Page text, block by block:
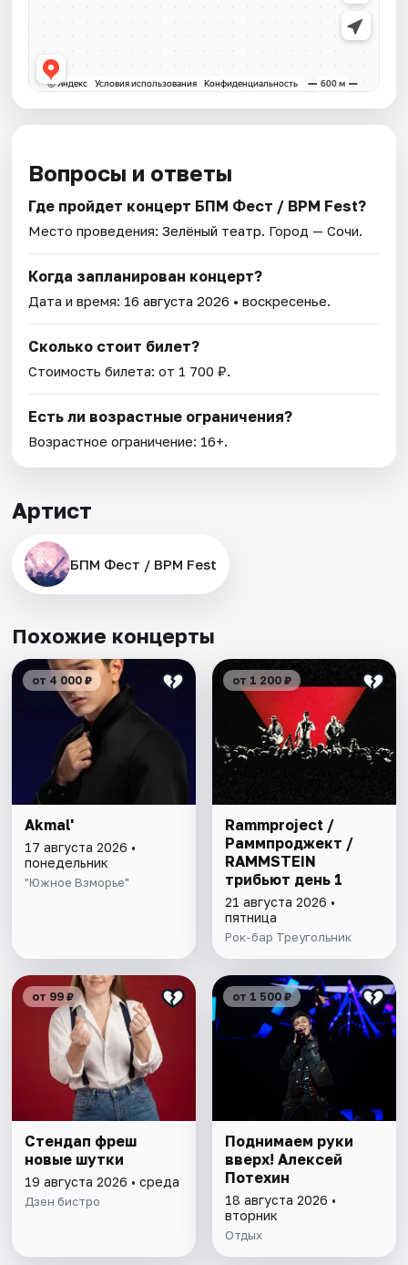
Вопросы и ответы
Где пройдет концерт БПМ Фест / BPM Fest?
Место проведения:Зелёный театр. Город — Сочи.
Когда запланирован концерт?
Дата и время: 16 августа 2026 • воскресенье.
Сколько стоит билет?
Стоимость билета: от 1 700 ₽.
Есть ли возрастные ограничения?
Возрастное ограничение: 16+.
Артист
БПМ Фест / BPM Fest
Похожие концерты
от 4 000 ₽
Akmal'
17 августа 2026 •
понедельник
"Южное Взморье"
от 1 200 ₽
Rammproject /
Раммпроджект /
RAMMSTEIN
трибьют день 1
21 августа 2026 •
пятница
Рок-бар Треугольник
от 99 ₽
Стендап фреш
новые шутки
19 августа 2026 • среда
Дзен бистро
от 1 500 ₽
Поднимаем руки
вверх! Алексей
Потехин
18 августа 2026 •
вторник
Отдых